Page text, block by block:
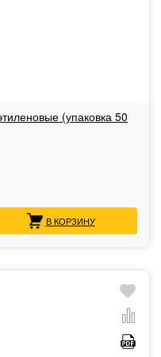
(упаковка 50
В КОРЗИНУ